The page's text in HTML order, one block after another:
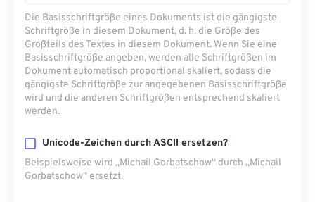
Die Basisschriftgröße eines Dokuments ist die gängigste
Schriftgröße in diesem Dokument, d. h. die Größe des
Großteils des Textes in diesem Dokument. Wenn Sie eine
Basisschriftgröße angeben, werden alle Schriftgrößen im
Dokument automatisch proportional skaliert, sodass die
gängigste Schriftgröße zur angegebenen Basisschriftgröße
wird und die anderen Schriftgrößen entsprechend skaliert
werden.
Unicode-Zeichen durch ASCII ersetzen?
Beispielsweise wird „Michail Gorbatschow“ durch „Michail
Gorbatschow“ ersetzt.